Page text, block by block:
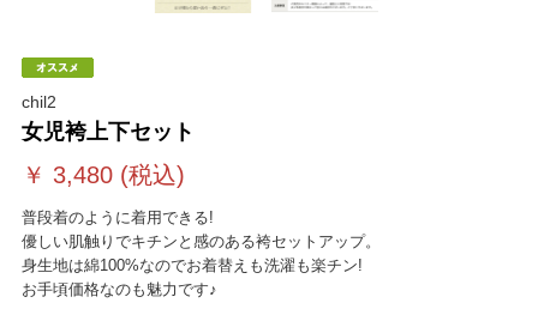
chil2
女児袴上下セット
￥ 3,480(税込)
普段着のように着用できる!
優しい肌触りでキチンと感のある袴セットアップ。
身生地は綿100%なのでお着替えも洗濯も楽チン!
お手頃価格なのも魅力です♪